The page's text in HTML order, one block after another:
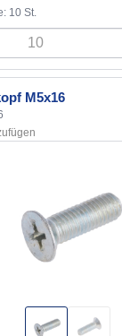
10 St.
M5x16